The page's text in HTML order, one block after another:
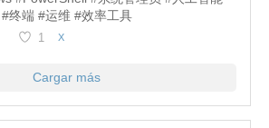
终端 #运维 #效率工具
1 X
Cargar más